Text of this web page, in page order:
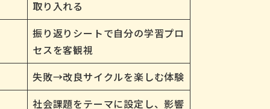
取り入れる
振り返りシートで自分の学習プロ
セスを客観視
失敗→改良サイクルを楽しむ体験
社会課題をテーマに設定し、影響